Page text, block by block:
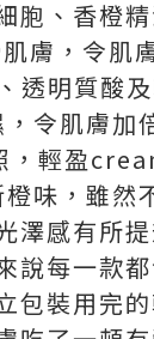
胞、香橙
膚，令肌
透明質酸
令肌膚加
，輕盈
味，雖然
澤感有所提
說每一款都
包裝用完